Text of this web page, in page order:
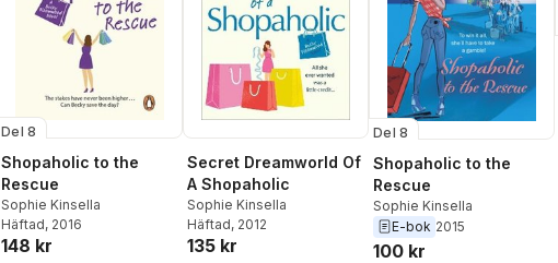
Del 8
Shopaholic to the
Rescue
Sophie Kinsella
Häftad, 2016
148 kr
Secret Dreamworld Of
A Shopaholic
Sophie Kinsella
Häftad, 2012
135 kr
Del 8
Shopaholic to the
Rescue
Sophie Kinsella
E-bok 2015
100 kr